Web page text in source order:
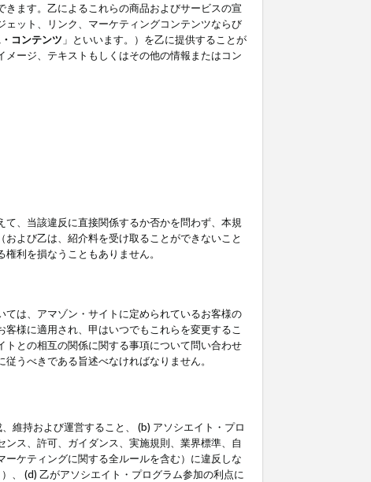
ます。乙によるこれらの商品およびサービスの宣
ット、リンク、マーケティングコンテンツならび
コンテンツ 」といいます。）を乙に提供することが
ージ、テキストもしくはその他の情報またはコン
、当該違反に直接関係するか否かを問わず、本規
よび乙は、紹介料を受け取ることができないこと
利を損なうこともありません。
は、アマゾン・サイトに定められているお客様の
様に適用され、甲はいつでもこれらを変更するこ
との相互の関係に関する事項について問い合わせ
うべきである旨述べなければなりません。
維持および運営すること、 (b) アソシエイト・プロ
ス、許可、ガイダンス、実施規則、業界標準、自
ケティングに関する全ルールを含む）に違反しな
、 (d) 乙がアソシエイト・プログラム参加の利点に